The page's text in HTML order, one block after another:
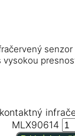
vysokou
MLX90614